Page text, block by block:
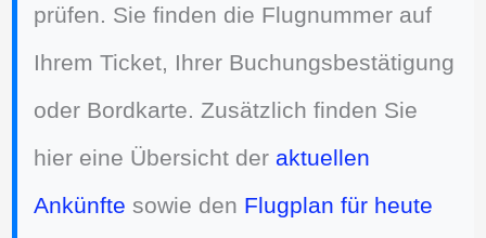
prüfen. Sie finden die Flugnummer auf
Ihrem Ticket, Ihrer Buchungsbestätigung
oder Bordkarte. Zusätzlich finden Sie
hier eine Übersicht der aktuellen
Ankünfte sowie den Flugplan für heute